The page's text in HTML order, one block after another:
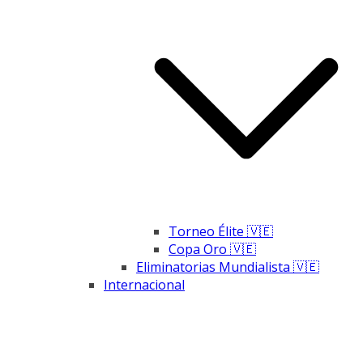
Torneo Élite 🇻🇪
Copa Oro 🇻🇪
Eliminatorias Mundialista 🇻🇪
Internacional